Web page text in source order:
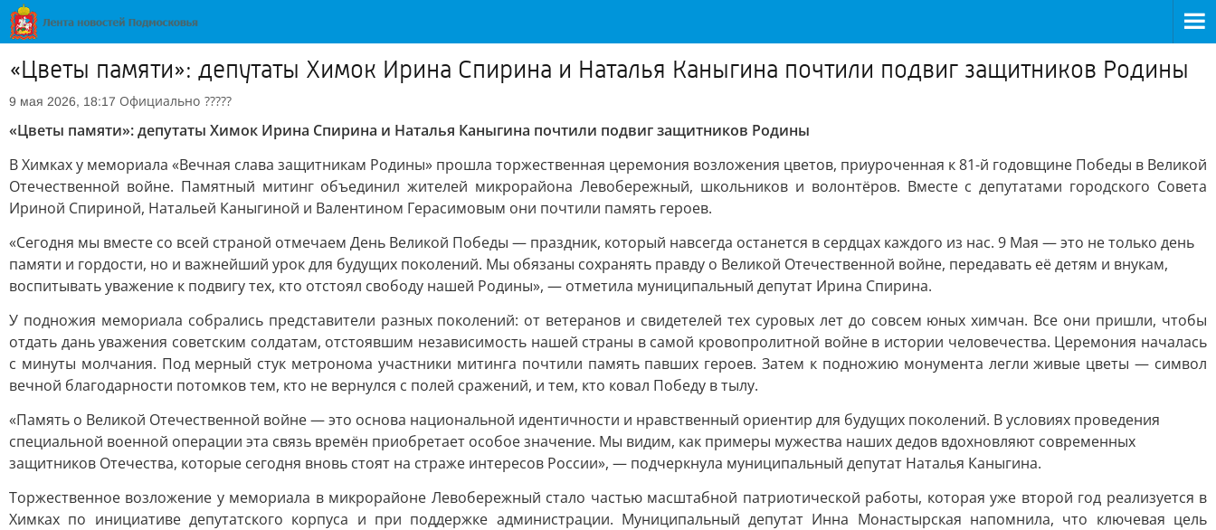
«Цветы памяти»: депутаты Химок Ирина Спирина и Наталья Каныгина почтили подвиг защитников Родины
9 мая 2026, 18:17 Официально ?????
«Цветы памяти»: депутаты Химок Ирина Спирина и Наталья Каныгина почтили подвиг защитников Родины
В Химках у мемориала «Вечная слава защитникам Родины» прошла торжественная церемония возложения цветов, приуроченная к 81-й годовщине Победы в Великой
Отечественной войне. Памятный митинг объединил жителей микрорайона Левобережный, школьников и волонтёров. Вместе с депутатами городского Совета
Ириной Спириной, Натальей Каныгиной и Валентином Герасимовым они почтили память героев.
«Сегодня мы вместе со всей страной отмечаем День Великой Победы — праздник, который навсегда останется в сердцах каждого из нас. 9 Мая — это не только день
памяти и гордости, но и важнейший урок для будущих поколений. Мы обязаны сохранять правду о Великой Отечественной войне, передавать её детям и внукам,
воспитывать уважение к подвигу тех, кто отстоял свободу нашей Родины», — отметила муниципальный депутат Ирина Спирина.
У подножия мемориала собрались представители разных поколений: от ветеранов и свидетелей тех суровых лет до совсем юных химчан. Все они пришли, чтобы
отдать дань уважения советским солдатам, отстоявшим независимость нашей страны в самой кровопролитной войне в истории человечества. Церемония началась
с минуты молчания. Под мерный стук метронома участники митинга почтили память павших героев. Затем к подножию монумента легли живые цветы — символ
вечной благодарности потомков тем, кто не вернулся с полей сражений, и тем, кто ковал Победу в тылу.
«Память о Великой Отечественной войне — это основа национальной идентичности и нравственный ориентир для будущих поколений. В условиях проведения
специальной военной операции эта связь времён приобретает особое значение. Мы видим, как примеры мужества наших дедов вдохновляют современных
защитников Отечества, которые сегодня вновь стоят на страже интересов России», — подчеркнула муниципальный депутат Наталья Каныгина.
Торжественное возложение у мемориала в микрорайоне Левобережный стало частью масштабной патриотической работы, которая уже второй год реализуется в
Химках по инициативе депутатского корпуса и при поддержке администрации. Муниципальный депутат Инна Монастырская напомнила, что ключевая цель